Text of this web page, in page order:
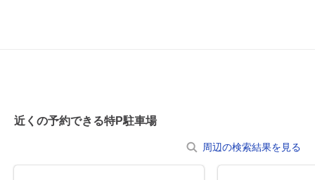
近くの予約できる特P駐車場
周辺の検索結果を見る